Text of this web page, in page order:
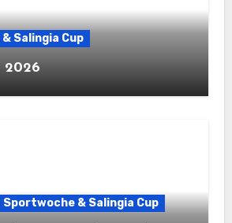
Salingia Cup
2026
Sportwoche & Salingia Cup